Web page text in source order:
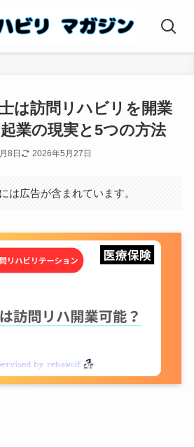
は訪問リハビリを開業
業の現実と5つの方法
8日 2026年5月27日
は広告が含まれています。